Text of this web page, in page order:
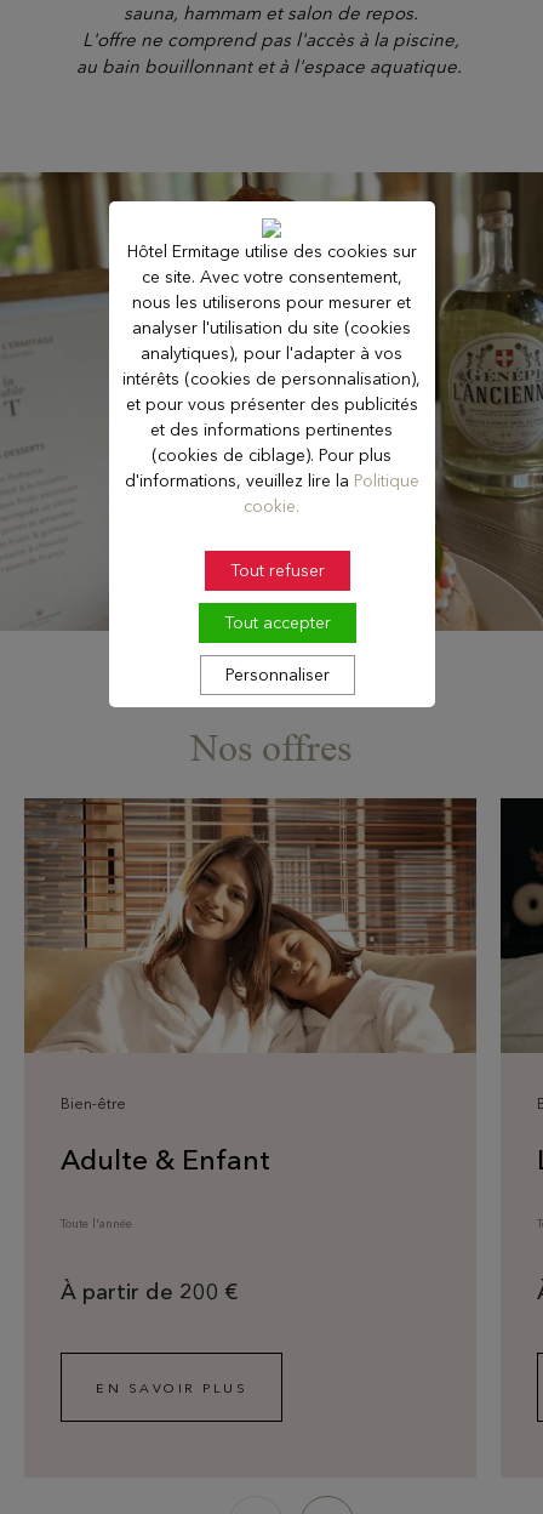
sauna, hammam et salon de repos.
L'offre ne comprend pas l'accès à la piscine,
au bain bouillonnant et à l'espace aquatique.
Nos offres
Bien-être
Adulte & Enfant
Toute l'année
À partir de 200 €
EN SAVOIR PLUS
Hôtel Ermitage utilise des cookies sur
ce site. Avec votre consentement,
nous les utiliserons pour mesurer et
analyser l'utilisation du site (cookies
analytiques), pour l'adapter à vos
intérêts (cookies de personnalisation),
et pour vous présenter des publicités
et des informations pertinentes
(cookies de ciblage). Pour plus
d'informations, veuillez lire la Politique
cookie.
Tout refuser
Tout accepter
Personnaliser